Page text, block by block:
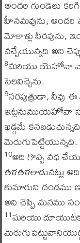
అందరి గుండెలు
హీనమవును, అందరి
మోకాళ్లు నీరవును,
వచ్చేయున్నది అని
8మరియు యెహోవా
సెలవిచ్చెను.
9నరపుత్రుడా, నీవు
ఇట్లనుముయెహోవా
ఖడ్గమే
మెరుగుపెట్టియున్నది.
10అది గొప్ప వధ
తళతళలాడునట్లు
కుమారుని దండము
అని చెప్పి మనము
11మరియు